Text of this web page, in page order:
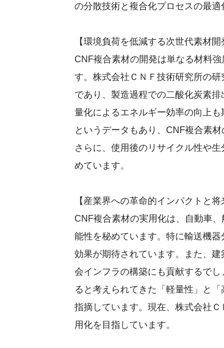
の分散技術と複合化プロセスの最
【環境負荷を低減する次世代素材開
CNF複合素材の開発は単なる材料
す。株式会社ＣＮＦ技術研究所の
であり、製造過程での二酸化炭素
量化によるエネルギー効率の向上
というデータもあり、CNF複合素
さらに、使用後のリサイクル性や
めています。
【産業界への革命的インパクトと将
CNF複合素材の実用化は、自動車
能性を秘めています。特に輸送機
効果が期待されています。また、
会インフラの構築にも貢献するで
ると考えられてきた「軽量性」と
指摘しています。現在、株式会社
用化を目指しています。